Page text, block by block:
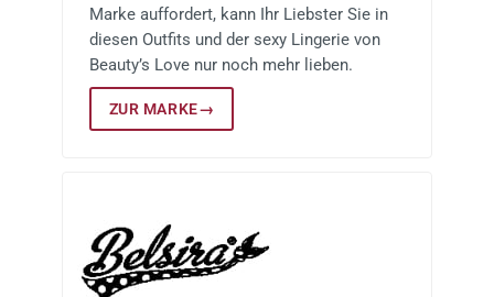
Marke auffordert, kann Ihr Liebster Sie in
diesen Outfits und der sexy Lingerie von
Beauty’s Love nur noch mehr lieben.
ZUR MARKE→